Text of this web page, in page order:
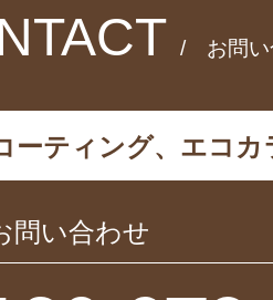
/ お問い
ーティング、エコ
問い合わせ